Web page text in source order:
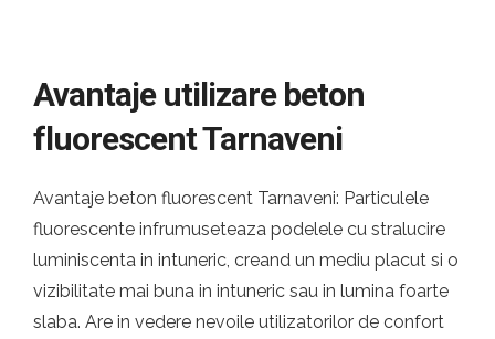
Avantaje utilizare beton
fluorescent Tarnaveni
Avantaje beton fluorescent Tarnaveni: Particulele
fluorescente infrumuseteaza podelele cu stralucire
luminiscenta in intuneric, creand un mediu placut si o
vizibilitate mai buna in intuneric sau in lumina foarte
slaba. Are in vedere nevoile utilizatorilor de confort